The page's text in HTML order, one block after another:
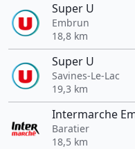
Super U
Embrun
18,8 km
Super U
Savines-Le-Lac
19,3 km
Intermarche
Baratier
18,5 km